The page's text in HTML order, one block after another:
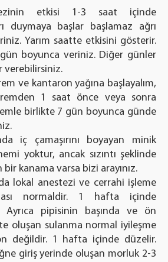
etkisi 1-3 saat içinde
duymaya başlar başlamaz ağrı
Yarım saatte etkisini gösterir.
boyunca veriniz. Diğer günler
verebilirsiniz.
ve kantaron yağına başlayalım,
1 saat önce veya sonra
birlikte 7 gün boyunca günde
iç çamaşırını boyayan minik
yoktur, ancak sızıntı şeklinde
kanama varsa bizi arayınız.
lokal anestezi ve cerrahi işleme
normaldir. 1 hafta içinde
Ayrıca pipisinin başında ve ön
oluşan sulanma normal iyileşme
değildir. 1 hafta içinde düzelir.
giriş yerinde oluşan morluk 2-3